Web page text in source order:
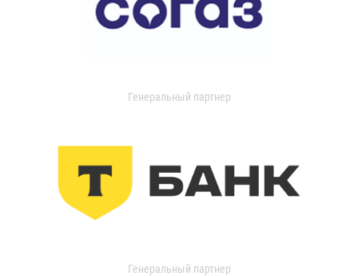
Генеральный партнер
Генеральный партнер